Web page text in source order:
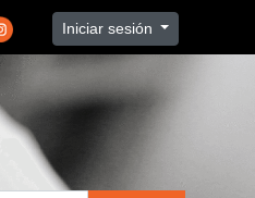
Iniciar sesión